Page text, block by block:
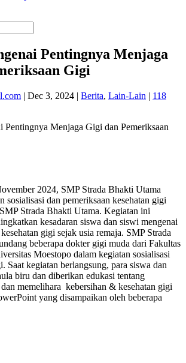
Pentingnya Menjaga
Gigi
| Dec 3, 2024 | Berita, Lain-Lain | 118
2024, SMP Strada Bhakti Utama
sosialisasi dan pemeriksaan kesehatan gigi
Strada Bhakti Utama. Kegiatan ini
kesadaran siswa dan siswi mengenai
gigi sejak usia remaja. SMP Strada
beberapa dokter gigi muda dari Fakultas
Moestopo dalam kegiatan sosialisasi
Saat kegiatan berlangsung, para siswa dan
biru dan diberikan edukasi tentang
memelihara kebersihan & kesehatan gigi
yang disampaikan oleh beberapa